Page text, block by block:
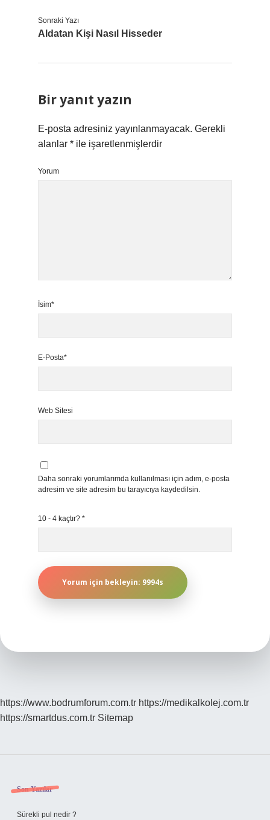
Sonraki Yazı
Aldatan Kişi Nasıl Hisseder
Bir yanıt yazın
E-posta adresiniz yayınlanmayacak. Gerekli
alanlar * ile işaretlenmişlerdir
Yorum
İsim*
E-Posta*
Web Sitesi
Daha sonraki yorumlarımda kullanılması için adım, e-posta
adresim ve site adresim bu tarayıcıya kaydedilsin.
10 - 4 kaçtır? *
https://www.bodrumforum.com.tr https://medikalkolej.com.tr
https://smartdus.com.tr Sitemap
Sidebar
Son Yazılar
Sürekli pul nedir ?